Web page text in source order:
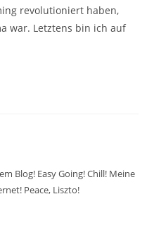
revolutioniert haben,
war. Letztens bin ich auf
Blog! Easy Going! Chill! Meine
Peace, Liszto!